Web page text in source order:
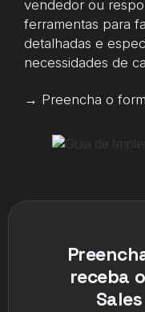
vendedor ou
ferramentas para
detalhadas e
necessidades de
→ Preencha o
receba